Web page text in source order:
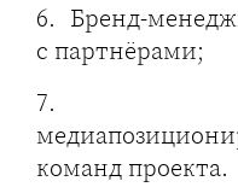
6. Бренд-
с партнёрами;
7.
команд проекта.